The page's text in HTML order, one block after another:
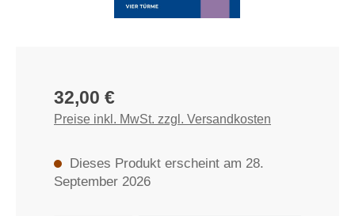
Regulärer Preis:
32,00 €
Preise inkl. MwSt. zzgl. Versandkosten
Dieses Produkt erscheint am 28.
September 2026